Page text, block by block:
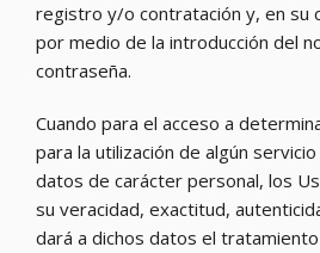
registro y/o contratación y, en su
por medio de la introducción del
contraseña.
Cuando para el acceso a
para la utilización de algún
datos de carácter personal, los
su veracidad, exactitud,
dará a dichos datos el